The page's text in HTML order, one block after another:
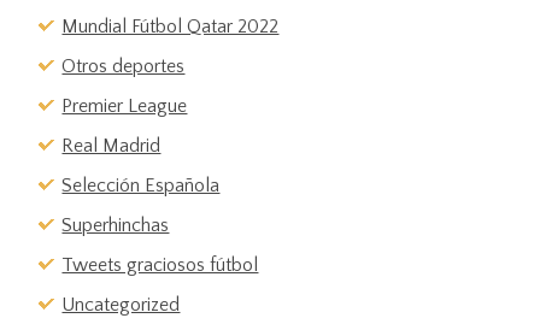
Mundial Fútbol Qatar 2022
Otros deportes
Premier League
Real Madrid
Selección Española
Superhinchas
Tweets graciosos fútbol
Uncategorized